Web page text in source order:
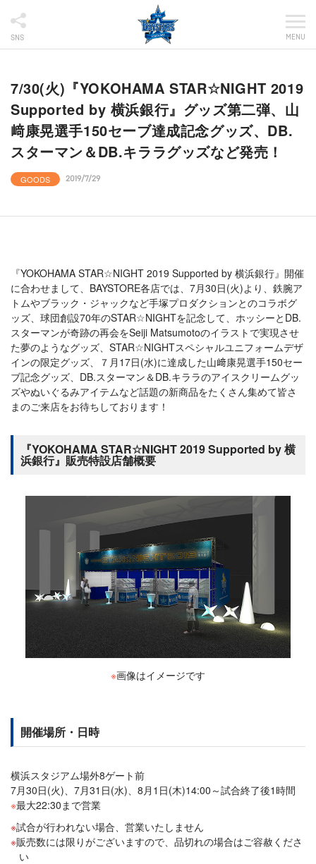
SNS MENU
7/30(火)『YOKOHAMA STAR☆NIGHT 2019
Supported by 横浜銀行』グッズ第二弾、山
﨑康晃選手150セーブ達成記念グッズ、DB.
スターマン＆DB.キララグッズなど発売！
GOODS 2019/7/29
『YOKOHAMA STAR☆NIGHT 2019 Supported by 横浜銀行』開催
に合わせまして、BAYSTORE各店では、7月30日(火)より、鉄腕ア
トムやブラック・ジャックなど手塚プロダクションとのコラボグ
ッズ、球団創設70年のSTAR☆NIGHTを記念して、ホッシーとDB.
スターマンが奇跡の再会をSeiji Matsumotoのイラストで実現させ
た夢のようなグッズ、STAR☆NIGHTスペシャルユニフォームデザ
インの限定グッズ、７月17日(水)に達成した山﨑康晃選手150セー
ブ記念グッズ、DB.スターマン＆DB.キララのアイスクリームグッ
ズやぬいぐるみアイテムなど話題の新商品をたくさん集めて皆さ
まのご来店をお待ちしております！
『YOKOHAMA STAR☆NIGHT 2019 Supported by 横
浜銀行』販売特設店舗概要
※画像はイメージです
開催場所・日時
横浜スタジアム場外8ゲート前
7月30日(火)、7月31日(水)、8月1日(木)14:00～試合終了後1時間
※最大22:30まで営業
試合が行われない場合、営業いたしません
販売数には限りがございますので、品切れの場合はご容赦くださ
い